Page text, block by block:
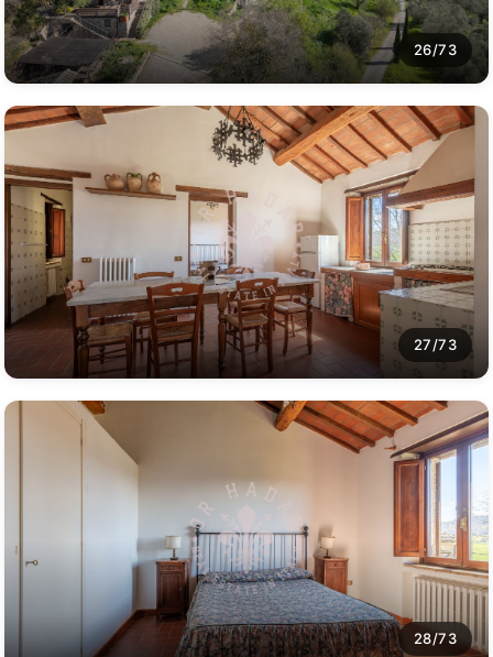
26/73
27/73
28/73